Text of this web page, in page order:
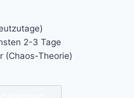
2-3 Tage
(Chaos-Theorie)